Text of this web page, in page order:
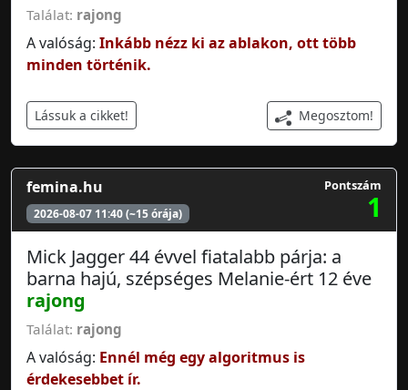
Találat: rajong
A valóság: Inkább nézz ki az ablakon, ott több
minden történik.
Lássuk a cikket! Megosztom!
femina.hu
2026-08-07 11:40 (~15 órája)
Pontszám
1
Mick Jagger 44 évvel fiatalabb párja: a
barna hajú, szépséges Melanie-ért 12 éve
rajong
Találat: rajong
A valóság: Ennél még egy algoritmus is
érdekesebbet ír.